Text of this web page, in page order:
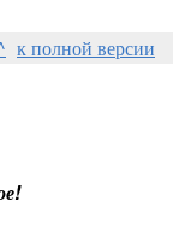
к полной версии